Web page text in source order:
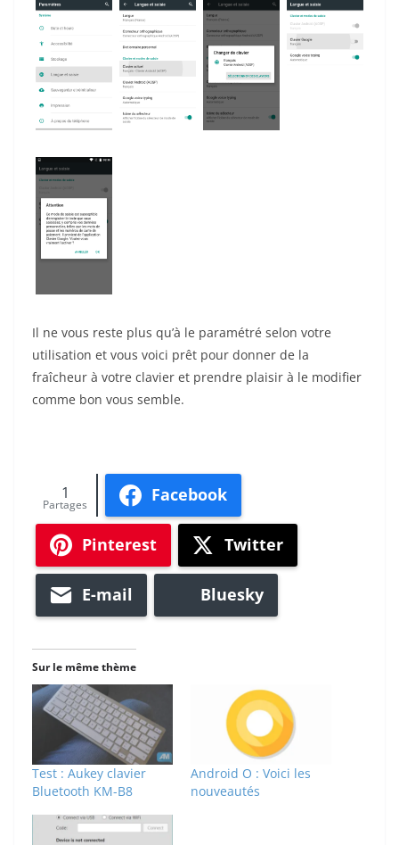
Il ne vous reste plus qu’à le paramétré selon votre
utilisation et vous voici prêt pour donner de la
fraîcheur à votre clavier et prendre plaisir à le modifier
comme bon vous semble.
Facebook
Pinterest Twitter
E-mail Bluesky
Partages
1
Sur le même thème
Test : Aukey clavier
Bluetooth KM-B8
Android O : Voici les
nouveautés